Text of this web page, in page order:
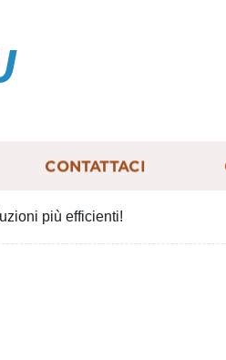
CONTATTACI
più efficienti!